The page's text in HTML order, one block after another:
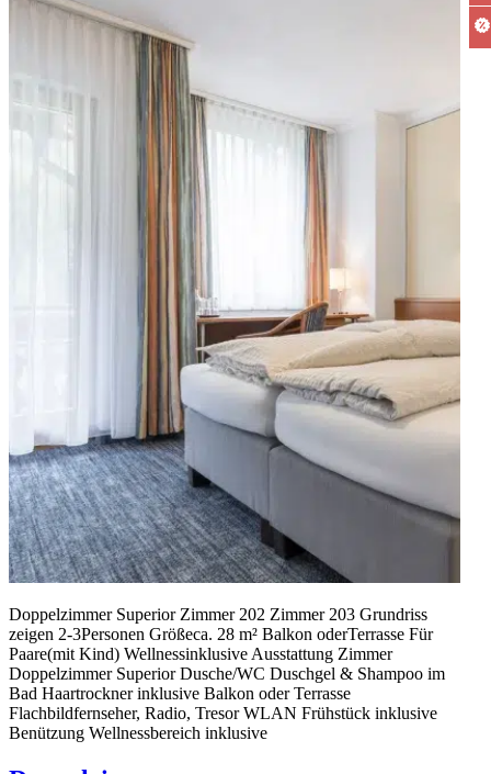
Doppel­zimmer Superior Zimmer 202 Zimmer 203 Grundriss
zeigen 2-3Personen Größeca. 28 m² Balkon oderTerrasse Für
Paare(mit Kind) Wellnessinklusive Ausstattung Zimmer
Doppelzimmer Superior Dusche/WC Duschgel & Shampoo im
Bad Haartrockner inklusive Balkon oder Terrasse
Flachbildfernseher, Radio, Tresor WLAN Frühstück inklusive
Benützung Wellnessbereich inklusive